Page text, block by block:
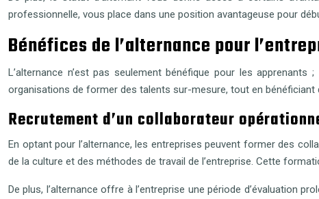
professionnelle, vous place dans une position avantageuse pour
Bénéfices de l’alternance pour
L’alternance n’est pas seulement bénéfique pour les
organisations de former des talents sur-mesure, tout en bénéficiant
Recrutement d’un collaborateur
En optant pour l’alternance, les entreprises peuvent former des
de la culture et des méthodes de travail de l’entreprise. Cette
De plus, l’alternance offre à l’entreprise une période d’évaluation